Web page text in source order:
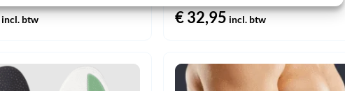
incl. btw €32,95incl. btw